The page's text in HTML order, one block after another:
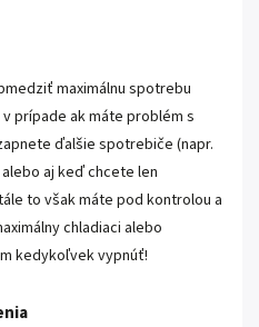
maximálnu spotrebu
prípade ak máte problém s
ďalšie spotrebiče (napr.
aj keď chcete len
to však máte pod kontrolou a
chladiaci alebo
kedykoľvek vypnúť!